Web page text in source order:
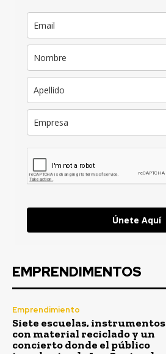
Únete Aquí
EMPRENDIMENTOS
Emprendimiento
Siete escuelas, instrumentos
con material reciclado y un
concierto donde el público